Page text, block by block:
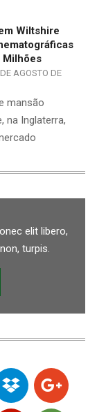
Wiltshire
Milhões
AGOSTO DE
mansão
na Inglaterra,
elit libero,
turpis.